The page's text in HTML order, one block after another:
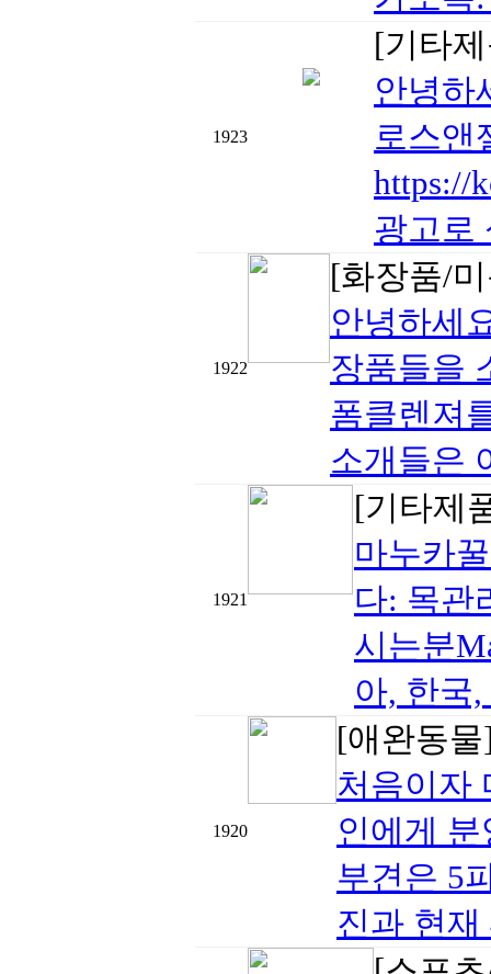
1923
[기타
안녕하
로스앤
https://
광고로
1922
[화장품/
안녕하세
장품들을
폼클렌져
소개들은
1921
[기타제
마누카
다: 목관
시는분
아, 한국
1920
[애완동
처음이자
인에게
부견은 5
진과 현